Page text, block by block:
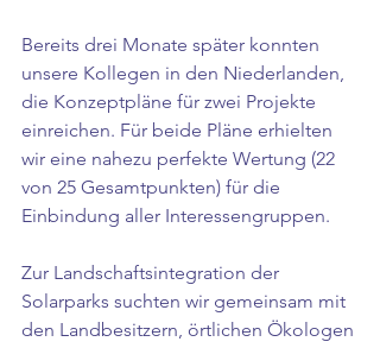
Bereits drei Monate später konnten
unsere Kollegen in den Niederlanden,
die Konzeptpläne für zwei Projekte
einreichen. Für beide Pläne erhielten
wir eine nahezu perfekte Wertung (22
von 25 Gesamtpunkten) für die
Einbindung aller Interessengruppen.
Zur Landschaftsintegration der
Solarparks suchten wir gemeinsam mit
den Landbesitzern, örtlichen Ökologen